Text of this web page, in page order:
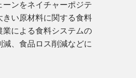
ンをネイチャーポジテ
い原材料に関する食料
による食料システムの
、食品ロス削減などに